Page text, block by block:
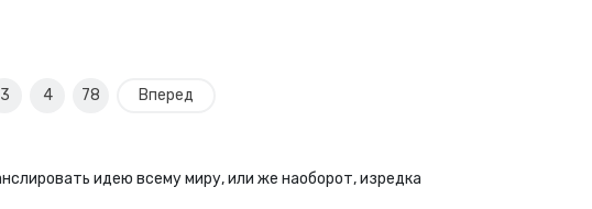
3 4 78 Вперед
идею всему миру, или же наоборот, изредка